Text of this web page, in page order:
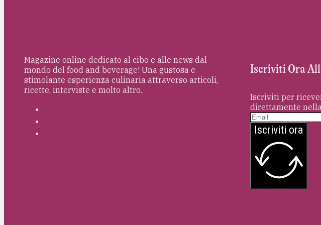
Magazine online dedicato al cibo e alle news dal
mondo del food and beverage! Una gustosa e
stimolante esperienza culinaria attraverso articoli,
ricette, interviste e molto altro.
Iscriviti Ora
Iscriviti per
direttamente
Iscriviti ora